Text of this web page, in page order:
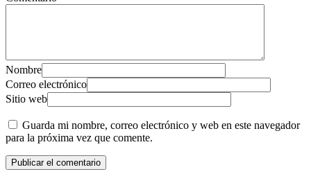
Nombre
Correo electrónico
Sitio web
Guarda mi nombre, correo electrónico y web en este navegador
para la próxima vez que comente.